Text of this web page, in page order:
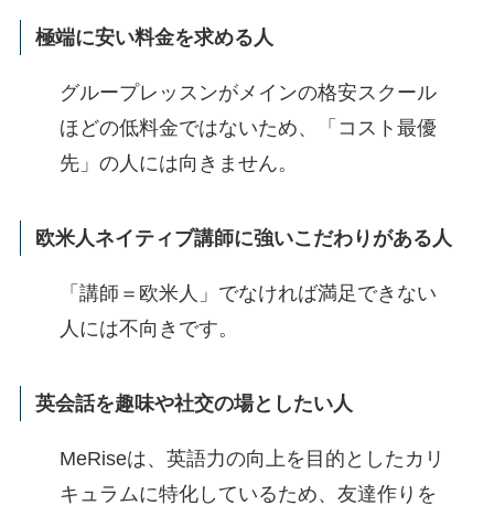
極端に安い料金を求める人
グループレッスンがメインの格安スクール
ほどの低料金ではないため、「コスト最優
先」の人には向きません。
欧米人ネイティブ講師に強いこだわりがある人
「講師＝欧米人」でなければ満足できない
人には不向きです。
英会話を趣味や社交の場としたい人
MeRiseは、英語力の向上を目的としたカリ
キュラムに特化しているため、友達作りを